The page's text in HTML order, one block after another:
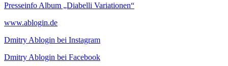
Presseinfo Album „Diabelli Variationen“
www.ablogin.de
Dmitry Ablogin bei Instagram
Dmitry Ablogin bei Facebook